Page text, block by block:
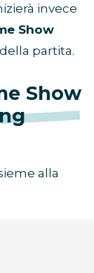
invece
Show
partita.
Show
alla